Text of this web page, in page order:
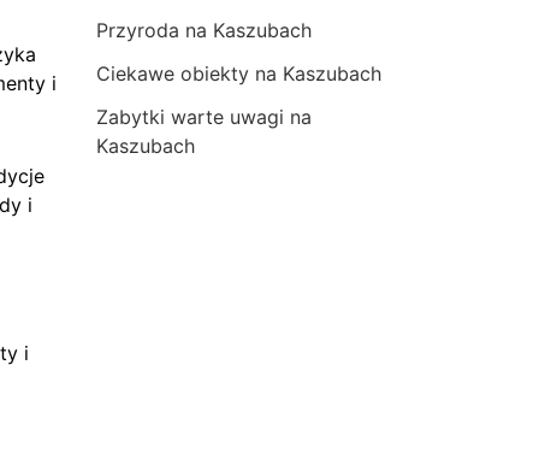
i
i
i
Przyroda na Kaszubach
Ciekawe obiekty na Kaszubach
Zabytki warte uwagi na
Kaszubach